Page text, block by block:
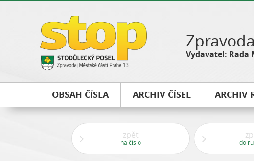
Vydavatel: Rada
OBSAH ČÍSLA ARCHIV ČÍSEL ARCHIV
zpět
na číslo do